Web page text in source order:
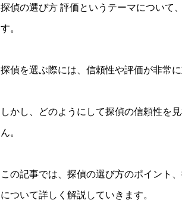
探偵の選び方 評価というテーマについて
す。
探偵を選ぶ際には、信頼性や評価が非常に
しかし、どのようにして探偵の信頼性を
ん。
この記事では、探偵の選び方のポイント
について詳しく解説していきます。